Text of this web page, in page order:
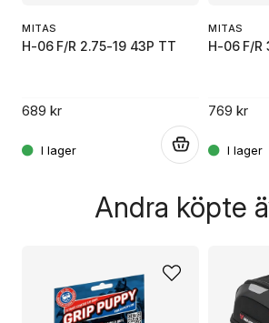
MITAS
H-06 F/R 2.75-19 43P TT
689 kr
MITAS
H-06 F/R
769 kr
Andra köpte